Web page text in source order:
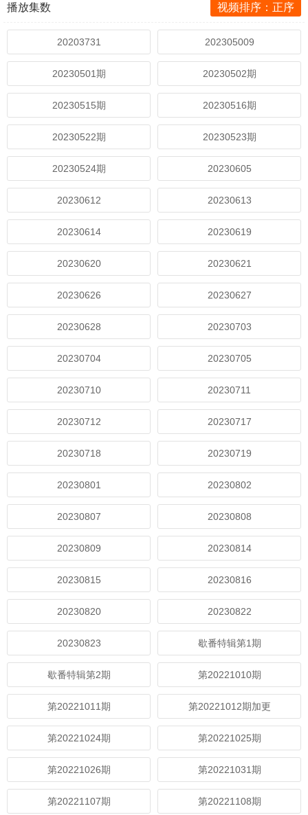
播放集数 视频排序：正序
20203731 202305009
20230501期 20230502期
20230515期 20230516期
20230522期 20230523期
20230524期 20230605
20230612 20230613
20230614 20230619
20230620 20230621
20230626 20230627
20230628 20230703
20230704 20230705
20230710 20230711
20230712 20230717
20230718 20230719
20230801 20230802
20230807 20230808
20230809 20230814
20230815 20230816
20230820 20230822
20230823 歇番特辑第1期
歇番特辑第2期 第20221010期
第20221011期 第20221012期加更
第20221024期 第20221025期
第20221026期 第20221031期
第20221107期 第20221108期